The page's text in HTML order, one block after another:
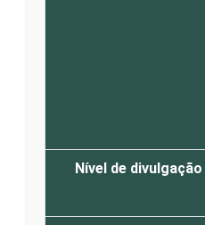
Nível de divulgação